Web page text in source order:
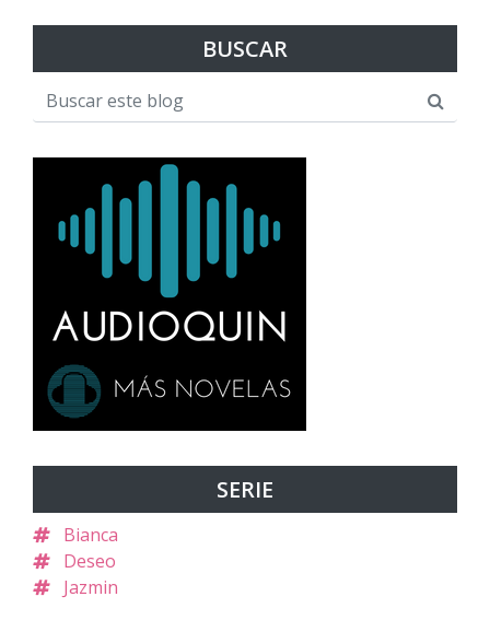
BUSCAR
SERIE
Bianca
Deseo
Jazmin